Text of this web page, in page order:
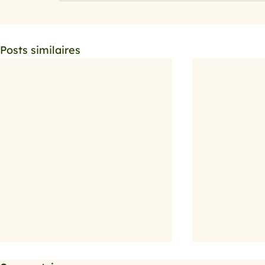
Posts similaires